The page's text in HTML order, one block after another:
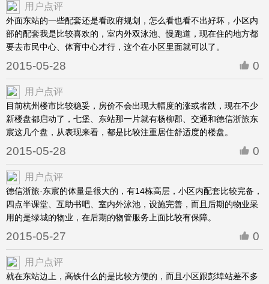
用户点评
外面东站的一些配套还是看政府规划，怎么看也看不出好坏，小区内
部的配套我是比较喜欢的，室内外双泳池、慢跑道，现在住的地方都
要去市民中心、体育中心才行，这个在小区里面就可以了。
2015-05-28 0
用户点评
目前杭州楼市比较稳妥，房价不会出现大幅度的涨或者跌，现在不少
新楼盘都启动了，七堡、东站那一片就有杨柳郡、交通和德信浙旅东
宸这几个盘，从表现来看，都是比较注重居住舒适度的楼盘。
2015-05-28 0
用户点评
德信浙旅·东宸的体量是很大的，有14栋高层，小区内配套比较完备，
四点半课堂、互助书吧、室内外泳池，设施完善，而且后期的物业采
用的是绿城的物业，在后期的物管服务上面比较有保障。
2015-05-27 0
用户点评
就在东站边上，高铁什么的是比较方便的，而且小区跟彭埠站差不多